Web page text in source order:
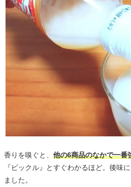
香りを嗅ぐと、 他の6商品のなかで一番
『ビックル』とすぐわかるほど。後味
ました。